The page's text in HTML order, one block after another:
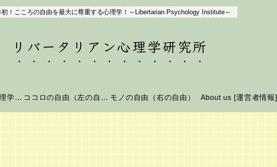
！こころの自由を最大に尊重する心理学！～Libertarian Psychology Institute～
リバータリアン心理学研究所
リバータリアン心理学とは？ ココロの自由（左の自由） モノの自由（右の自由） About us [運営者情報]